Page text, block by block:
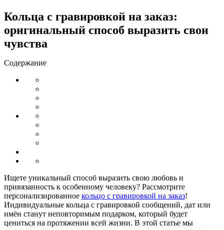
Кольца с гравировкой на заказ:
оригинальный способ выразить свои
чувства
Содержание
Ищете уникальный способ выразить свою любовь и
привязанность к особенному человеку? Рассмотрите
персонализированное кольцо с гравировкой на заказ!
Индивидуальные кольца с гравировкой сообщений, дат или
имён станут неповторимым подарком, который будет
цениться на протяжении всей жизни. В этой статье мы